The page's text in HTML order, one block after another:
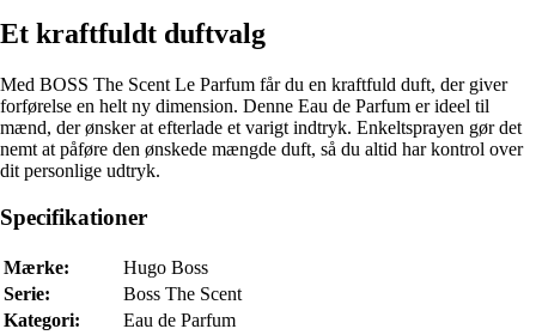
Et kraftfuldt duftvalg
Med BOSS The Scent Le Parfum får du en kraftfuld duft, der giver
forførelse en helt ny dimension. Denne Eau de Parfum er ideel til
mænd, der ønsker at efterlade et varigt indtryk. Enkeltsprayen gør det
nemt at påføre den ønskede mængde duft, så du altid har kontrol over
dit personlige udtryk.
Specifikationer
Mærke:
Hugo Boss
Serie:
Boss The Scent
Kategori:
Eau de Parfum